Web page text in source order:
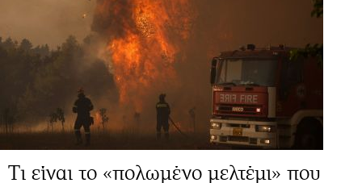
Τι είναι το «πολωμένο μελτέμι» που